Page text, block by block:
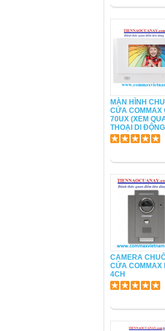
MÀN HÌNH
CỬA COMMAX
70UX (XEM
THOẠI DI
CAMERA
CỬA COMMAX
4CH